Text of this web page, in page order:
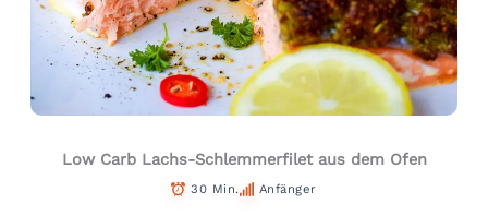
Low Carb Lachs-Schlemmerfilet aus dem Ofen
30 Min. Anfänger